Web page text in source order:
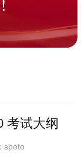
考试大纲
spoto